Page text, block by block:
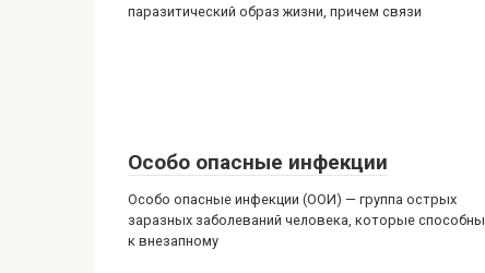
паразитический образ жизни, причем связи
Особо опасные инфекции
Особо опасные инфекции (ООИ) — группа острых
заразных заболеваний человека, которые способны
к внезапному